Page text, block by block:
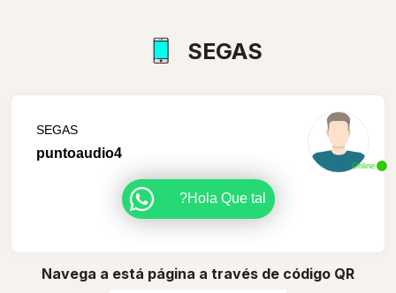
SEGAS
Online
SEGAS
puntoaudio4
Hola Que tal?
Navega a está página a través de código QR